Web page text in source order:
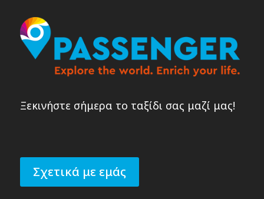
Ξεκινήστε σήμερα το ταξίδι σας μαζί μας!
Σχετικά με εμάς